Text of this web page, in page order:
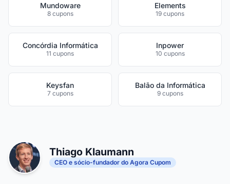
Mundoware
8 cupons
Elements
19 cupons
Concórdia Informática
11 cupons
Inpower
10 cupons
Keysfan
7 cupons
Balão da Informática
9 cupons
Thiago Klaumann
CEO e sócio-fundador do Agora Cupom